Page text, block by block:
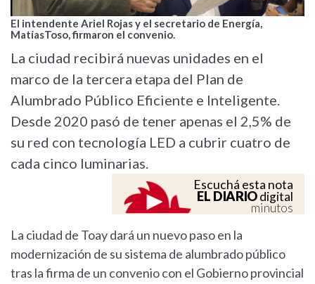
El intendente Ariel Rojas y el secretario de Energía,
MatíasToso, firmaron el convenio.
La ciudad recibirá nuevas unidades en el
marco de la tercera etapa del Plan de
Alumbrado Público Eficiente e Inteligente.
Desde 2020 pasó de tener apenas el 2,5% de
su red con tecnología LED a cubrir cuatro de
cada cinco luminarias.
Escuchá esta nota
EL DIARIOdigital
minutos
La ciudad de Toay dará un nuevo paso en la
modernización de su sistema de alumbrado público
tras la firma de un convenio con el Gobierno provincial